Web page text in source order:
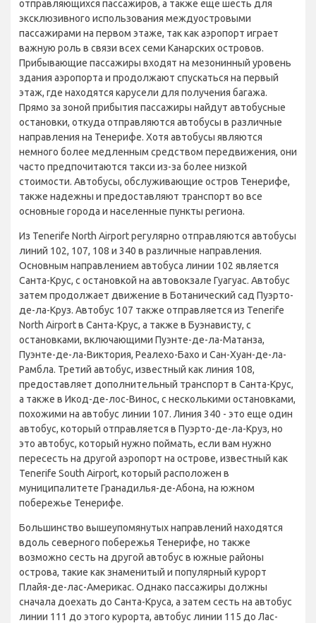
отправляющихся пассажиров, а также еще шесть для
эксклюзивного использования междуостровыми
пассажирами на первом этаже, так как аэропорт играет
важную роль в связи всех семи Канарских островов.
Прибывающие пассажиры входят на мезонинный уровень
здания аэропорта и продолжают спускаться на первый
этаж, где находятся карусели для получения багажа.
Прямо за зоной прибытия пассажиры найдут автобусные
остановки, откуда отправляются автобусы в различные
направления на Тенерифе. Хотя автобусы являются
немного более медленным средством передвижения, они
часто предпочитаются такси из-за более низкой
стоимости. Автобусы, обслуживающие остров Тенерифе,
также надежны и предоставляют транспорт во все
основные города и населенные пункты региона.
Из Tenerife North Airport регулярно отправляются автобусы
линий 102, 107, 108 и 340 в различные направления.
Основным направлением автобуса линии 102 является
Санта-Крус, с остановкой на автовокзале Гуагуас. Автобус
затем продолжает движение в Ботанический сад Пуэрто-
де-ла-Круз. Автобус 107 также отправляется из Tenerife
North Airport в Санта-Крус, а также в Буэнависту, с
остановками, включающими Пуэнте-де-ла-Матанза,
Пуэнте-де-ла-Виктория, Реалехо-Бахо и Сан-Хуан-де-ла-
Рамбла. Третий автобус, известный как линия 108,
предоставляет дополнительный транспорт в Санта-Крус,
а также в Икод-де-лос-Винос, с несколькими остановками,
похожими на автобус линии 107. Линия 340 - это еще один
автобус, который отправляется в Пуэрто-де-ла-Круз, но
это автобус, который нужно поймать, если вам нужно
пересесть на другой аэропорт на острове, известный как
Tenerife South Airport, который расположен в
муниципалитете Гранадилья-де-Абона, на южном
побережье Тенерифе.
Большинство вышеупомянутых направлений находятся
вдоль северного побережья Тенерифе, но также
возможно сесть на другой автобус в южные районы
острова, такие как знаменитый и популярный курорт
Плайя-де-лас-Америкас. Однако пассажиры должны
сначала доехать до Санта-Круса, а затем сесть на автобус
линии 111 до этого курорта, автобус линии 115 до Лас-